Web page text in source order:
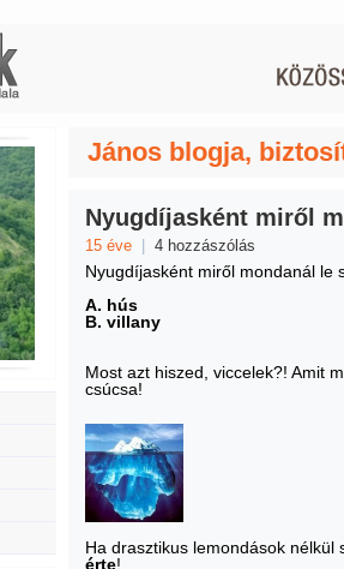
János blogja,
Nyugdíjasként miről
15 éve 4 hozzászólás
Nyugdíjasként miről mondanál le
A. hús
B. villany
Most azt hiszed, viccelek?! Amit
csúcsa!
Ha drasztikus lemondások
érte!